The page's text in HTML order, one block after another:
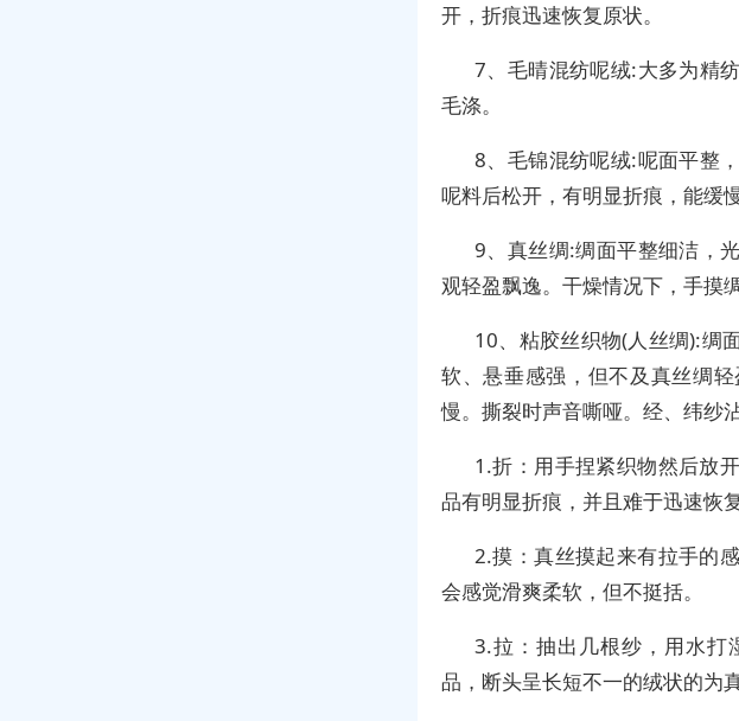
开，折痕迅速恢复原状。
7、毛晴混纺呢绒:大多为精
毛涤。
8、毛锦混纺呢绒:呢面平整
呢料后松开，有明显折痕，能缓
9、真丝绸:绸面平整细洁，
观轻盈飘逸。干燥情况下，手摸
10、粘胶丝织物(人丝绸):绸
软、悬垂感强，但不及真丝绸
慢。撕裂时声音嘶哑。经、纬纱
1.折：用手捏紧织物然后放
品有明显折痕，并且难于迅速恢
2.摸：真丝摸起来有拉手的
会感觉滑爽柔软，但不挺括。
3.拉：抽出几根纱，用水打
品，断头呈长短不一的绒状的为真